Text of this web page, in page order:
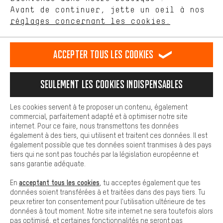
français english
EN Deutsch español
RÉSILIER LE CONTRAT Communauté d'Aix-la-Chapelle
Programme d'affiliation Mentions Légales Protection des données
Conditions générales de vente Plateforme d'Alerte
Reprise des batteries Corepile Paramètres de cookies
Modifier le contraste
Tous les prix s'entendent en euros (MwSt hors) plus les
frais de portpour la livraison versÉtats-Unis.
Avant de continuer, jette un oeil à nos
réglages concernant les cookies.
Plus de confort
est plus confortable. Avec les cookies de confort, nous
Nous pouvons ainsi mettre à ta disposition d'autres contenus et
informations utiles. De plus, tu as la possibilité d'utiliser des
facilement les bons produits. Par exemple, nous proposons une
facilement aux questions.
Cookies de base
Les cookies de base garantissent que tu puisses utiliser les
fonctions de notre site web.
Accepter tous les cookies
Seulement les cookies indispensables
Les cookies servent à te proposer un contenu, également
commercial, parfaitement adapté et à optimiser notre site
internet. Pour ce faire, nous transmettons tes données
également à des tiers, qui utilisent et traitent ces données. Il est
également possible que tes données soient tranmises à des pays
tiers qui ne sont pas touchés par la législation européenne et
sans garantie adéquate.
En acceptant tous les cookies , tu acceptes également que tes
données soient transférées à et traitées dans des pays tiers. Tu
peux retirer ton consentement pour l'utilisation ultérieure de tes
données à tout moment. Notre site internet ne sera toutefois alors
pas optimisé, et certaines fonctionnalités ne seront pas